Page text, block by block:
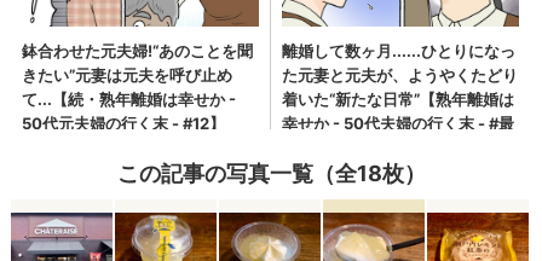
この記事の写真一覧（全18枚）